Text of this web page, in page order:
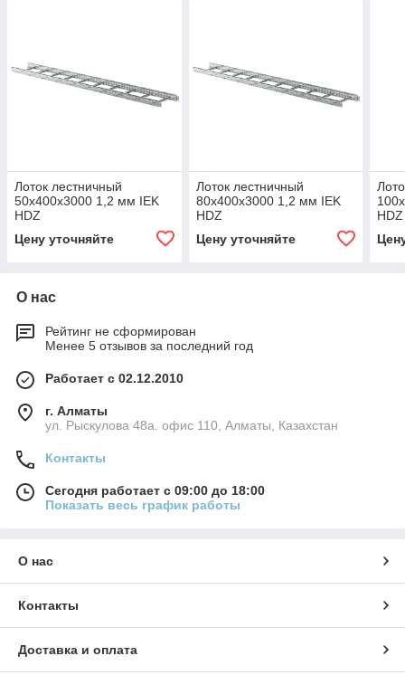
Лоток лестничный
50х400х3000 1,2 мм IEK
HDZ
Цену уточняйте
Лоток лестничный
80х400х3000 1,2 мм IEK
HDZ
Цену уточняйте
HDZ
О нас
Рейтинг не сформирован
Менее 5 отзывов за последний год
Работает с 02.12.2010
г. Алматы
ул. Рыскулова 48а. офис 110, Алматы, Казахстан
Контакты
Сегодня работает с 09:00 до 18:00
Показать весь график работы
О нас
Контакты
Доставка и оплата